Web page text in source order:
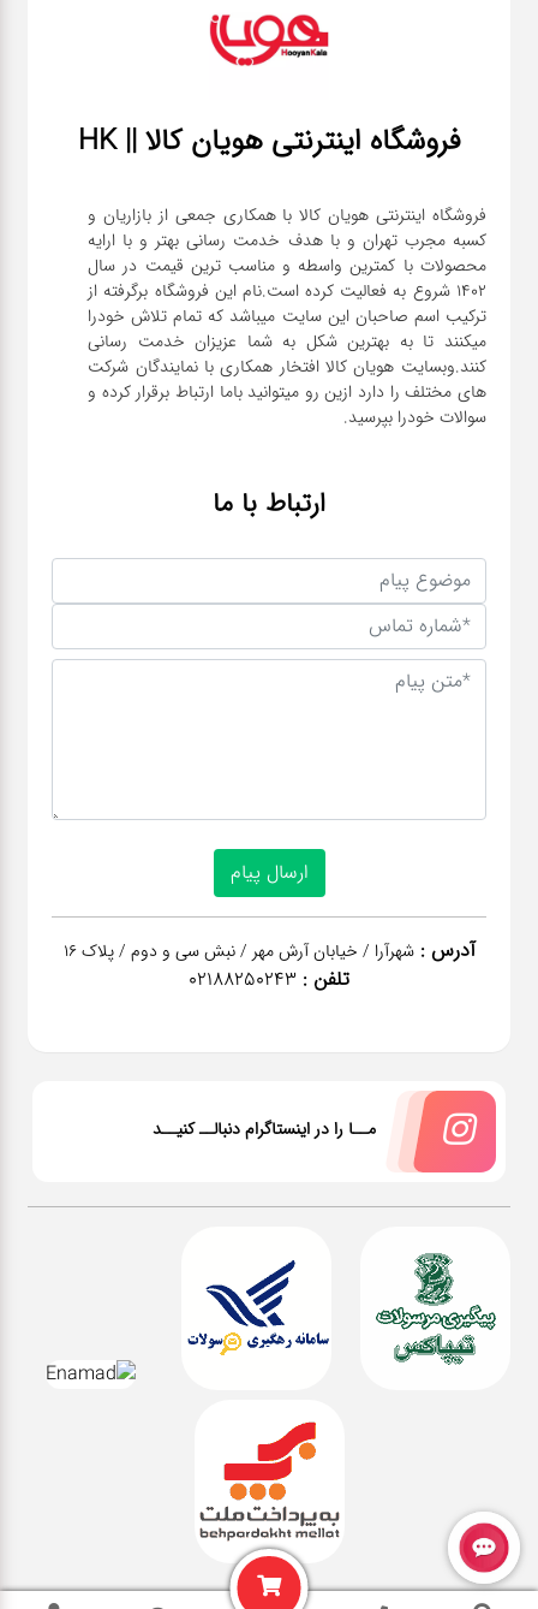
فروشگاه اینترنتی هویان کالا || HK
فروشگاه اینترنتی هویان کالا با همکاری جمعی از بازاریان و
کسبه مجرب تهران و با هدف خدمت رسانی بهتر و با ارایه
محصولات با کمترین واسطه و مناسب ترین قیمت در سال
1402 شروع به فعالیت کرده است.نام این فروشگاه برگرفته از
ترکیب اسم صاحبان این سایت میباشد که تمام تلاش خودرا
میکنند تا به بهترین شکل به شما عزیزان خدمت رسانی
کنند.وبسایت هویان کالا افتخار همکاری با نمایندگان شرکت
های مختلف را دارد ازین رو میتوانید باما ارتباط برقرار کرده و
سوالات خودرا بپرسید.
ارتباط با ما
آدرس : شهرآرا / خیابان آرش مهر / نبش سی و دوم / پلاک 16
تلفن : 02188250243
مــا را در اینستاگرام دنبالــ کنیــد